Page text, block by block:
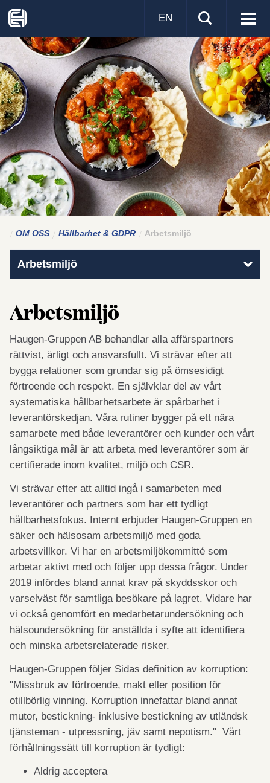
Visa
EN
OM OSS Hållbarhet & GDPR Arbetsmiljö
Arbetsmiljö
Arbetsmiljö
Haugen-Gruppen AB behandlar alla affärspartners
rättvist, ärligt och ansvarsfullt. Vi strävar efter att
bygga relationer som grundar sig på ömsesidigt
förtroende och respekt. En självklar del av vårt
systematiska hållbarhetsarbete är spårbarhet i
leverantörskedjan. Våra rutiner bygger på ett nära
samarbete med både leverantörer och kunder och vårt
långsiktiga mål är att arbeta med leverantörer som är
certifierade inom kvalitet, miljö och CSR.
Vi strävar efter att alltid ingå i samarbeten med
leverantörer och partners som har ett tydligt
hållbarhetsfokus. Internt erbjuder Haugen-Gruppen en
säker och hälsosam arbetsmiljö med goda
arbetsvillkor. Vi har en arbetsmiljökommitté som
arbetar aktivt med och följer upp dessa frågor. Under
2019 infördes bland annat krav på skyddsskor och
varselväst för samtliga besökare på lagret. Vidare har
vi också genomfört en medarbetarundersökning och
hälsoundersökning för anställda i syfte att identifiera
och minska arbetsrelaterade risker.
Haugen-Gruppen följer Sidas definition av korruption:
"Missbruk av förtroende, makt eller position för
otillbörlig vinning. Korruption innefattar bland annat
mutor, bestickning- inklusive bestickning av utländsk
tjänsteman - utpressning, jäv samt nepotism." Vårt
förhållningssätt till korruption är tydligt:
Aldrig acceptera